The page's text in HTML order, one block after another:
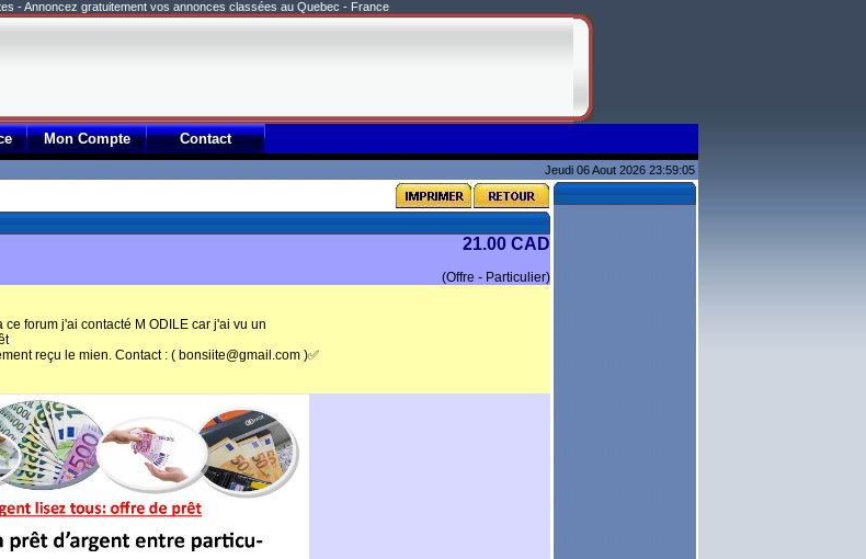
- Annoncez gratuitement vos annonces classées au Quebec - France
Mon Compte Contact
Jeudi 06 Aout 2026 23:59:05
21.00 CAD
(Offre - Particulier)
forum j'ai contacté M ODILE car j'ai vu un
reçu le mien. Contact : ( bonsiite@gmail.com )✅